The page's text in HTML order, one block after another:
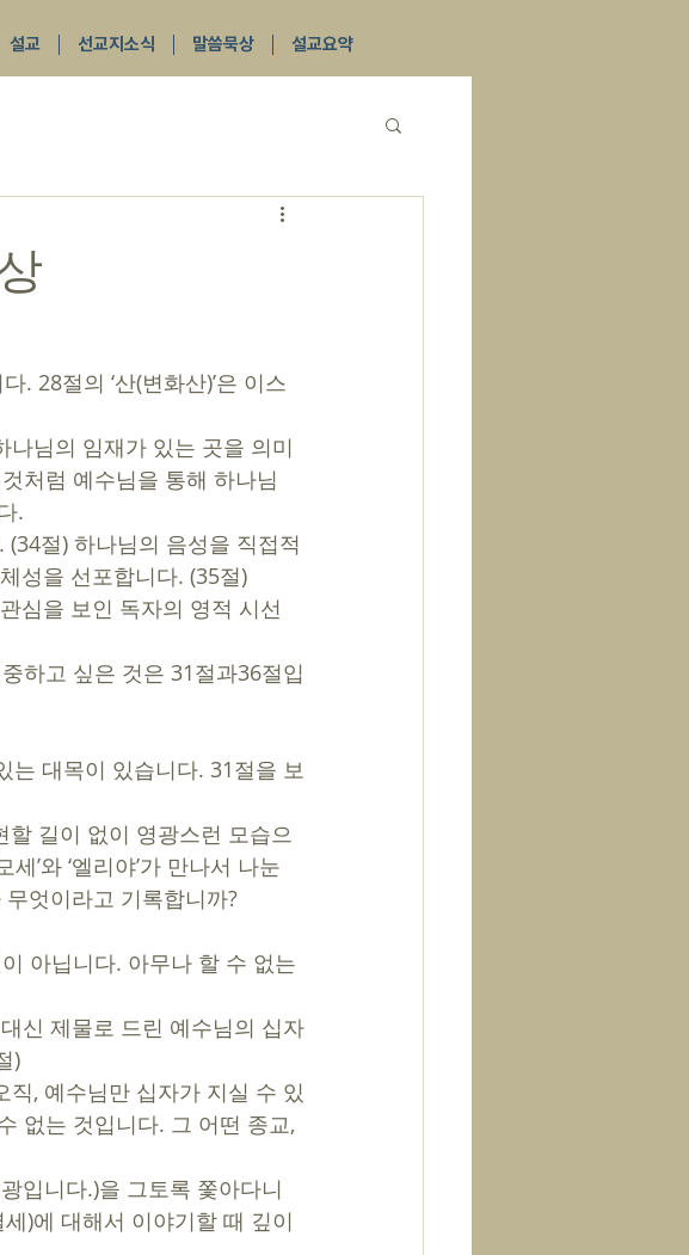
설교 선교지소식 말씀묵상 설교요약
님의 임재가 있는 곳을 의미
처럼 예수님을 통해 하나님
.
절) 하나님의 음성을 직접적
성을 선포합니다. (35절)
심을 보인 독자의 영적 시선
하고 싶은 것은 31절과36절입
는 대목이 있습니다. 31절을 보
길이 없이 영광스런 모습으
’와 ‘엘리야’가 만나서 나눈
무엇이라고 기록합니까?
아닙니다. 아무나 할 수 없는
신 제물로 드린 예수님의 십자
)
, 예수님만 십자가 지실 수 있
없는 것입니다. 그 어떤 종교,
입니다.)을 그토록 쫓아다니
)에 대해서 이야기할 때 깊이